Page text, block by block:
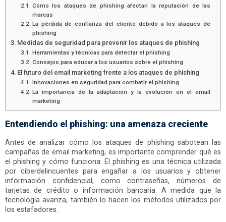
Cómo los ataques de phishing afectan la reputación de las
marcas
La pérdida de confianza del cliente debido a los ataques de
phishing
Medidas de seguridad para prevenir los ataques de phishing
Herramientas y técnicas para detectar el phishing
Consejos para educar a los usuarios sobre el phishing
El futuro del email marketing frente a los ataques de phishing
Innovaciones en seguridad para combatir el phishing
La importancia de la adaptación y la evolución en el email
marketing
Entendiendo el phishing: una amenaza creciente
Antes de analizar cómo los ataques de phishing sabotean las
campañas de email marketing, es importante comprender qué es
el phishing y cómo funciona. El phishing es una técnica utilizada
por ciberdelincuentes para engañar a los usuarios y obtener
información confidencial, como contraseñas, números de
tarjetas de crédito o información bancaria. A medida que la
tecnología avanza, también lo hacen los métodos utilizados por
los estafadores.